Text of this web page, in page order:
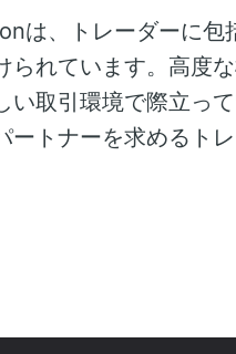
は、トレーダーに包
られています。高度
い取引環境で際立っ
ートナーを求めるト